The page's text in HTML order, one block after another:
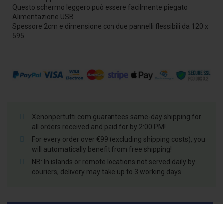
Questo schermo leggero può essere facilmente piegato
Alimentazione USB
Spessore 2cm e dimensione con due pannelli flessibili da 120 x
595
Xenonpertutti.com guarantees same-day shipping for
all orders received and paid for by 2:00 PM!
For every order over €99 (excluding shipping costs), you
will automatically benefit from free shipping!
NB: In islands or remote locations not served daily by
couriers, delivery may take up to 3 working days.